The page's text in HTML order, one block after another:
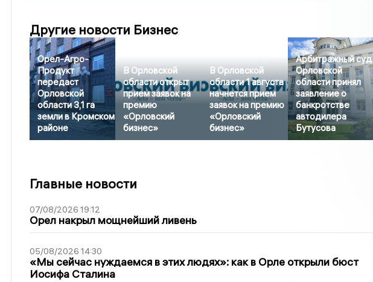
Другие новости Бизнес
Орел-Агро-
Продукт
передаст
Орловской
области 3,1 га
земли в Кромском
районе
В Орловской
области открыт
прием заявок на
премию
«Орловский
бизнес»
В Орловской
области 1 августа
начнется прием
заявок на премию
«Орловский
бизнес»
Арбитражный суд
Орловской
области принял
заявление о
банкротстве
автодилера
Бутусова
Главные новости
07/08/2026 19:12
Орел накрыл мощнейший ливень
05/08/2026 14:30
«Мы сейчас нуждаемся в этих людях»: как в Орле открыли бюст
Иосифа Сталина